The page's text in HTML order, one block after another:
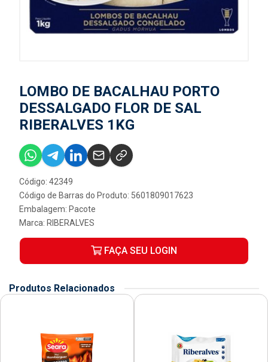
LOMBO DE BACALHAU PORTO
DESSALGADO FLOR DE SAL
RIBERALVES 1KG
Código: 42349
Código de Barras do Produto: 5601809017623
Embalagem: Pacote
Marca: RIBERALVES
FAÇA SEU LOGIN
Produtos Relacionados